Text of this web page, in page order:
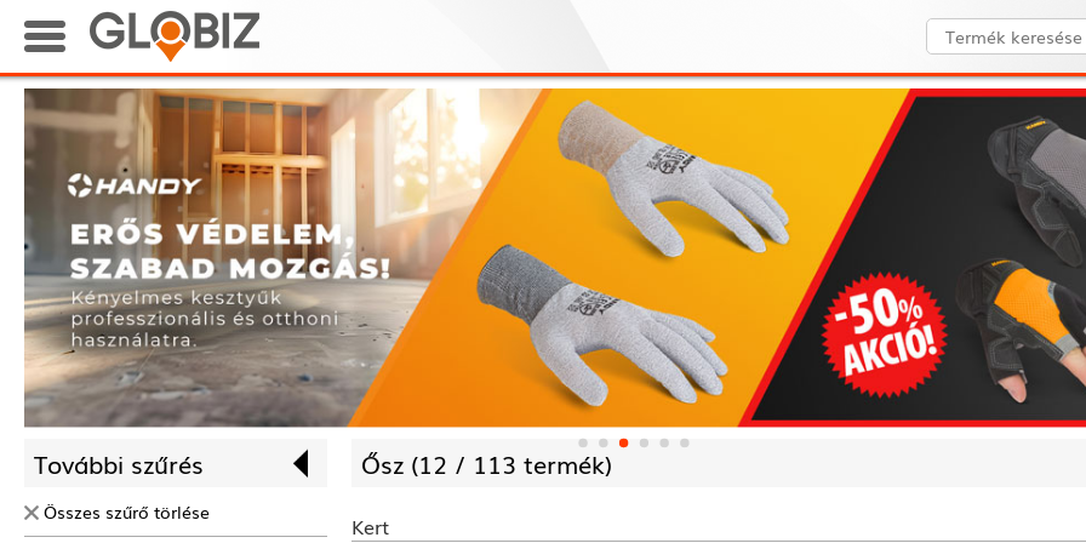
További szűrés
Összes szűrő törlése
Ősz (12 / 113 termék)
Kert